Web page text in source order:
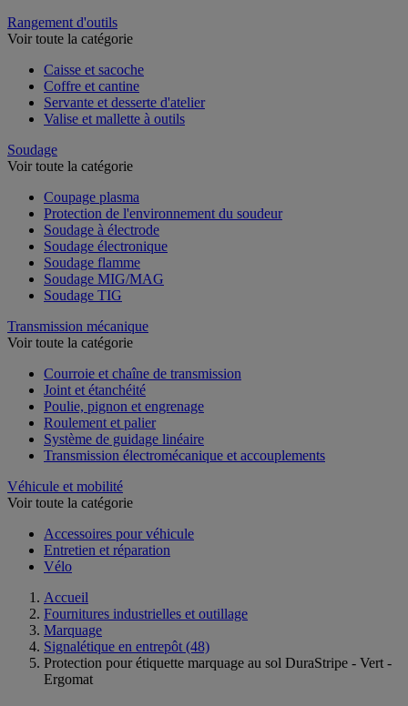
Rangement d'outils
Voir toute la catégorie
Caisse et sacoche
Coffre et cantine
Servante et desserte d'atelier
Valise et mallette à outils
Soudage
Voir toute la catégorie
Coupage plasma
Protection de l'environnement du soudeur
Soudage à électrode
Soudage électronique
Soudage flamme
Soudage MIG/MAG
Soudage TIG
Transmission mécanique
Voir toute la catégorie
Courroie et chaîne de transmission
Joint et étanchéité
Poulie, pignon et engrenage
Roulement et palier
Système de guidage linéaire
Transmission électromécanique et accouplements
Véhicule et mobilité
Voir toute la catégorie
Accessoires pour véhicule
Entretien et réparation
Vélo
Accueil
Fournitures industrielles et outillage
Marquage
Signalétique en entrepôt (48)
Protection pour étiquette marquage au sol DuraStripe - Vert -
Ergomat